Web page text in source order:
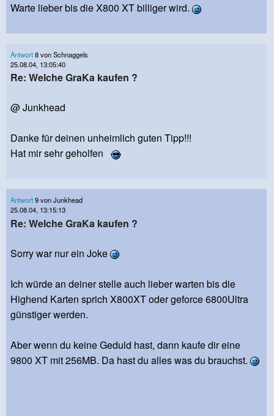
Warte lieber bis die X800 XT billiger wird.
Antwort8 von Schnaggels
25.08.04, 13:05:40
Re: Welche GraKa kaufen ?
@ Junkhead
Danke für deinen unheimlich guten Tipp!!!
Hat mir sehr geholfen
Antwort9 von Junkhead
25.08.04, 13:15:13
Re: Welche GraKa kaufen ?
Sorry war nur ein Joke
Ich würde an deiner stelle auch lieber warten bis die
Highend Karten sprich X800XT oder geforce 6800Ultra
günstiger werden.
Aber wenn du keine Geduld hast, dann kaufe dir eine
9800 XT mit 256MB. Da hast du alles was du brauchst.